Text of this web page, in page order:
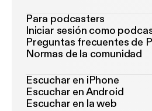
Para podcasters
Iniciar sesión como
Preguntas frecuentes de
Normas de la comunidad
Escuchar en iPhone
Escuchar en Android
Escuchar en la web